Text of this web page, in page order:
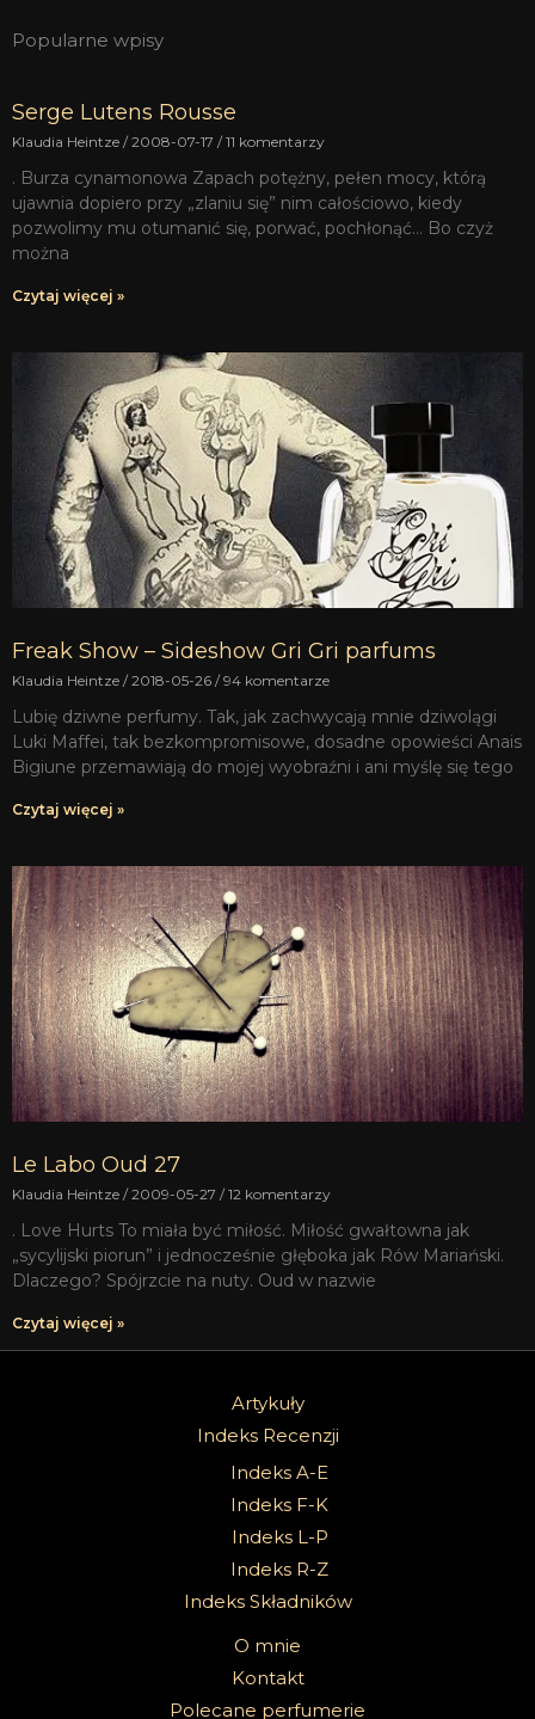
Popularne wpisy
Serge Lutens Rousse
Klaudia Heintze 2008-07-17 11 komentarzy
. Burza cynamonowa Zapach potężny, pełen mocy, którą
ujawnia dopiero przy „zlaniu się” nim całościowo, kiedy
pozwolimy mu otumanić się, porwać, pochłonąć… Bo czyż
można
Czytaj więcej »
Freak Show – Sideshow Gri Gri parfums
Klaudia Heintze 2018-05-26 94 komentarze
Lubię dziwne perfumy. Tak, jak zachwycają mnie dziwolągi
Luki Maffei, tak bezkompromisowe, dosadne opowieści Anais
Bigiune przemawiają do mojej wyobraźni i ani myślę się tego
Czytaj więcej »
Le Labo Oud 27
Klaudia Heintze 2009-05-27 12 komentarzy
. Love Hurts To miała być miłość. Miłość gwałtowna jak
„sycylijski piorun” i jednocześnie głęboka jak Rów Mariański.
Dlaczego? Spójrzcie na nuty. Oud w nazwie
Czytaj więcej »
Artykuły
Indeks Recenzji
Indeks A-E
Indeks F-K
Indeks L-P
Indeks R-Z
Indeks Składników
O mnie
Kontakt
Polecane perfumerie